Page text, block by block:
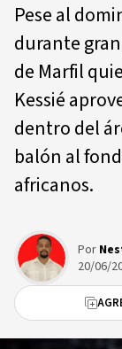
Pese al
durante
de Marfil
Kessié
dentro del
balón al
africanos.
Por
20/06/